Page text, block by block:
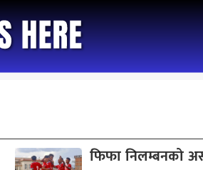
फिफा निलम्बनको